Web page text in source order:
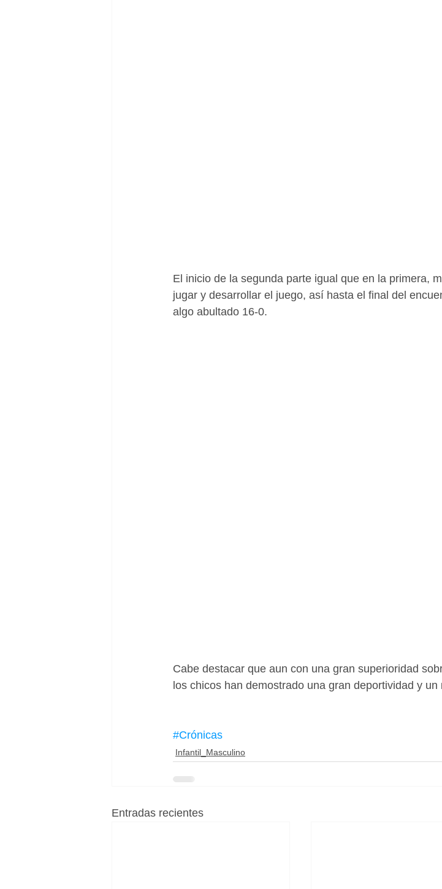
El inicio de la segunda parte igual que en la primera,
jugar y desarrollar el juego, así hasta el final del
algo abultado 16-0.
Cabe destacar que aun con una gran superioridad
los chicos han demostrado una gran deportividad y
#Crónicas
Infantil_Masculino
Entradas recientes